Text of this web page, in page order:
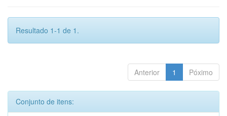
Resultado 1-1 de 1.
Anterior 1 Póximo
Conjunto de itens: